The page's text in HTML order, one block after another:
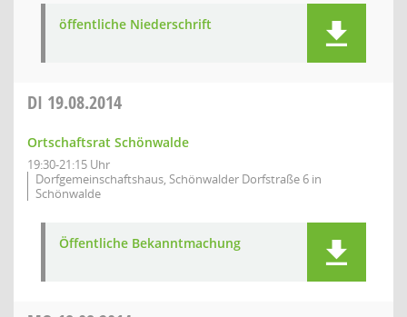
öffentliche Niederschrift
DI 19.08.2014
Ortschaftsrat Schönwalde
19:30-21:15 Uhr
Dorfgemeinschaftshaus, Schönwalder Dorfstraße 6 in
Schönwalde
Öffentliche Bekanntmachung